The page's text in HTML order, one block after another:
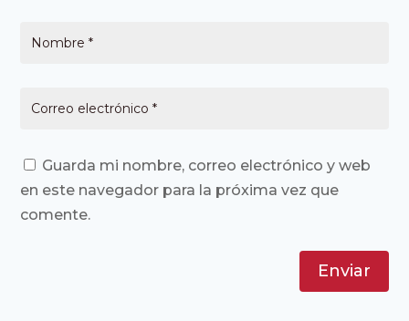
Guarda mi nombre, correo electrónico y web
en este navegador para la próxima vez que
comente.
Enviar